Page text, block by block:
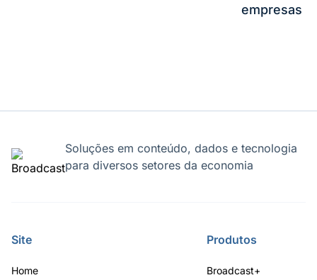
empresas
Soluções em conteúdo, dados e tecnologia
para diversos setores da economia
Site
Home
Produtos
Broadcast+